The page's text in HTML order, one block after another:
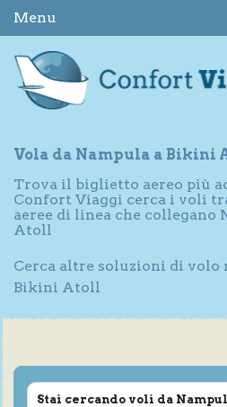
Menu
Vola da Nampula a Bikini
Trova il biglietto aereo più
Confort Viaggi cerca i voli
aeree di linea che collegano
Atoll
Cerca altre soluzioni di volo
Bikini Atoll
Stai cercando voli da